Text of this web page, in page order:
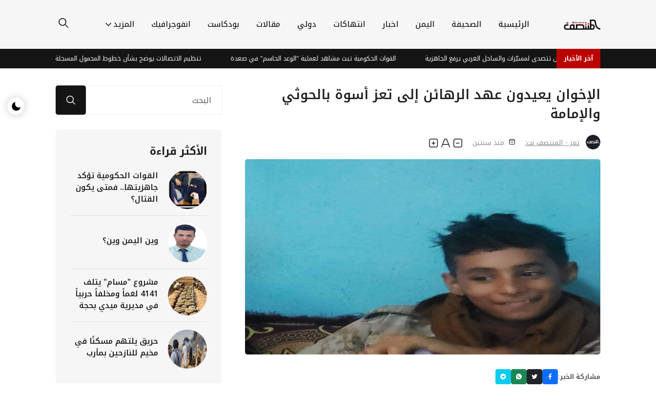
الرئيسية الصحيفة اليمن اخبار انتهاكات دولي مقالات بودكاست انفوجرافيك المزيد
آخر الأخبار
جوي وميداني: دفاعات عدن تتصدى لمسيّرات والساحل الغربي يرفع الجاهزية القوات الحكومية تبث مشاهد لعملية "الوعد الحاسم" في صعدة تنظيم الاتصالات يوضح بشأن خطوط المحمول المسجلة بأسماء مواطنين دون علمهم
الإخوان يعيدون عهد الرهائن إلى تعز أسوة بالحوثي
والإمامة
تعز - المنتصف نت: منذ سنتين
مشاركة الخبر:
الأكثر قراءة
القوات الحكومية تؤكد
جاهزيتها.. فمتى يكون
القتال؟
وين اليمن وين؟
مشروع "مسام" يتلف
4141 لغماً ومخلفاً حربياً
في مديرية ميدي بحجة
حريق يلتهم مسكنًا في
مخيم للنازحين بمأرب